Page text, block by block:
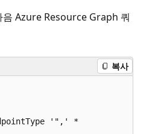
Azure Resource Graph 쿼
복사
'",' *